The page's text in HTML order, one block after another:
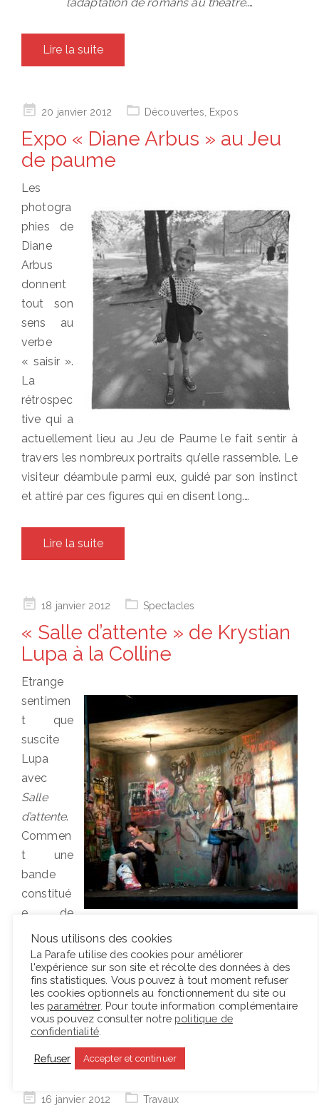
Lire la suite
Posted20 janvier 2012 Découvertes Expos
Expo « Diane Arbus » au Jeu
de paume
Les
photogra
phies de
Diane
Arbus
donnent
tout son
sens au
verbe
« saisir ».
La
rétrospec
tive qui a
actuellement lieu au Jeu de Paume le fait sentir à
travers les nombreux portraits qu’elle rassemble. Le
visiteur déambule parmi eux, guidé par son instinct
et attiré par ces figures qui en disent long.…
Lire la suite
Posted18 janvier 2012 Spectacles
« Salle d’attente » de Krystian
Lupa à la Colline
Etrange
sentimen
t que
suscite
Lupa
avec
Salle
d’attente.
Commen
t une
bande
constitué
e de
drogués, de SDF, de sidaïques, de prostituées et de
schizophrènes peut-elle nous donner envie de
retourner dans la salle après l’entracte ? avec
même une pointe d’enthousiasme ?…
Lire la suite
Posted16 janvier 2012 Travaux
Nous utilisons des cookies
La Parafe utilise des cookies pour améliorer
l'expérience sur son site et récolte des données à des
fins statistiques. Vous pouvez à tout moment refuser
les cookies optionnels au fonctionnement du site ou
les paramétrer. Pour toute information complémentaire
vous pouvez consulter notre politique de
confidentialité.
Refuser Accepter et continuer